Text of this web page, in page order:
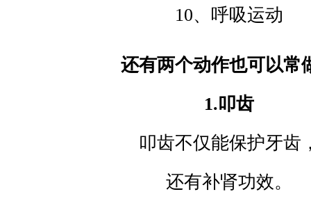
10、呼吸运动
还有两个动作也可以常
1.叩齿
叩齿不仅能保护牙齿
还有补肾功效。